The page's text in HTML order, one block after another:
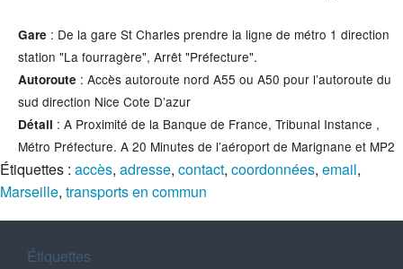
Gare : De la gare St Charles prendre la ligne de métro 1 direction
station "La fourragère", Arrêt "Préfecture".
Autoroute : Accès autoroute nord A55 ou A50 pour l’autoroute du
sud direction Nice Cote D’azur
Détail : A Proximité de la Banque de France, Tribunal Instance ,
Métro Préfecture. A 20 Minutes de l’aéroport de Marignane et MP2
Étiquettes : accès, adresse, contact, coordonnées, email,
Marseille, transports en commun
Étiquettes